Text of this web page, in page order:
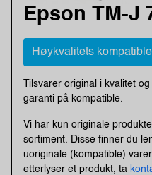
Epson TM-J
Høykvalitets
Tilsvarer original i kvalitet
garanti på kompatible.
Vi har kun originale
sortiment. Disse finner du
uoriginale (kompatible)
etterlyser et produkt, ta